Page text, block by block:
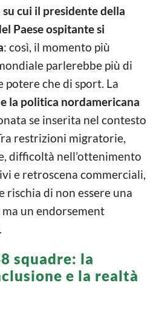
cui il presidente della
Paese ospitante si
: così, il momento più
parlerebbe più di
potere che di sport. La
la politica nordamericana
se inserita nel contesto
restrizioni migratorie,
difficoltà nell’ottenimento
e retroscena commerciali,
rischia di non essere una
un endorsement
squadre: la
e la realtà